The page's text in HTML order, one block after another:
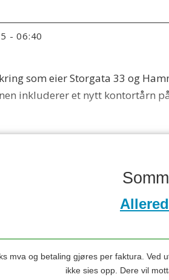
- 06:40
som eier Storgata 33 og
inkluderer et nytt kontortårn
mva og betaling gjøres per faktura.
ikke sies opp. Dere vil